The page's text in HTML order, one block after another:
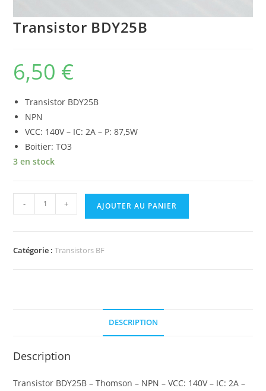
Transistor BDY25B
6,50 €
Transistor BDY25B
NPN
VCC: 140V – IC: 2A – P: 87,5W
Boitier: TO3
3 en stock
quantité
de
- + AJOUTER AU PANIER
Catégorie :Transistors BF
DESCRIPTION
Description
Transistor BDY25B – Thomson – NPN – VCC: 140V – IC: 2A –